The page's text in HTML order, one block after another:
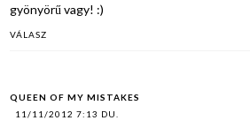
gyönyörű vagy! :)
VÁLASZ
QUEEN OF MY MISTAKES
11/11/2012 7:13 DU.